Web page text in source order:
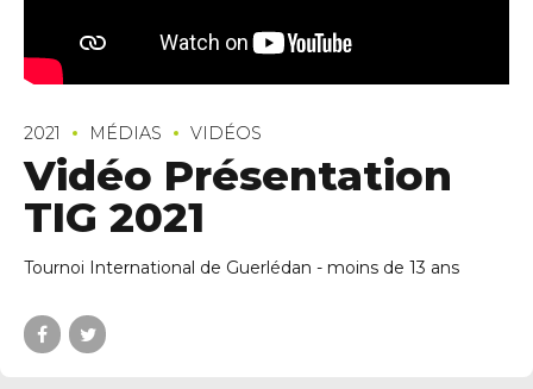
2021 MÉDIAS VIDÉOS
Vidéo Présentation
TIG 2021
Tournoi International de Guerlédan - moins de 13 ans